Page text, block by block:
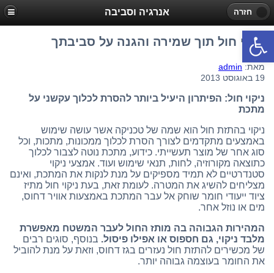
פתח סרגל נגישות
חזרה אנרגיה וסביבה
ניקוי חול תוך שמירה והגנה על סביבתך
מאת: admin
19 באוגוסט 2013
ניקוי חול: הפיתרון היעיל ביותר להסרת לכלוך עקשני על
מתכת
ניקוי בהתזת חול הוא שמה של טכניקה אשר עושה שימוש
באמצעים מתקדמים לצורך הסרת לכלוך ממכונות, מתכות, וכל
סוג אחר של מוצר תעשייתי. כידוע, מתכת נוטה לצבור לכלוך
כתוצאה מקורוזיה, לחות, תנאי שימוש ועוד. אמצעי ניקוי
סטנדרטיים לא תמיד מספיקים על מנת לנקות את המתכת, ואינם
מצליחים להשיג את המטרה. לעומת זאת, בעת ניקוי חול מתיז
ציוד ייעודי חומר שוחק אל עבר המתכת באמצעות אוויר דחוס,
מים או נוזל אחר.
המהירות הגבוהה בה מותז החול לעבר המשטח מאפשרת
מלבד ניקוי, גם חספוס או אפילו פיסול. בנוסף, סוגים רבים
של מכשירים להתזת חול נעזרים בגז דחוס, וזאת על מנת להוביל
את החומר בעוצמה גבוהה יותר.